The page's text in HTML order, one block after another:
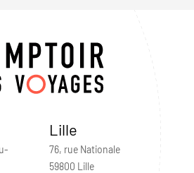
Lille
76, rue Nationale
59800 Lille